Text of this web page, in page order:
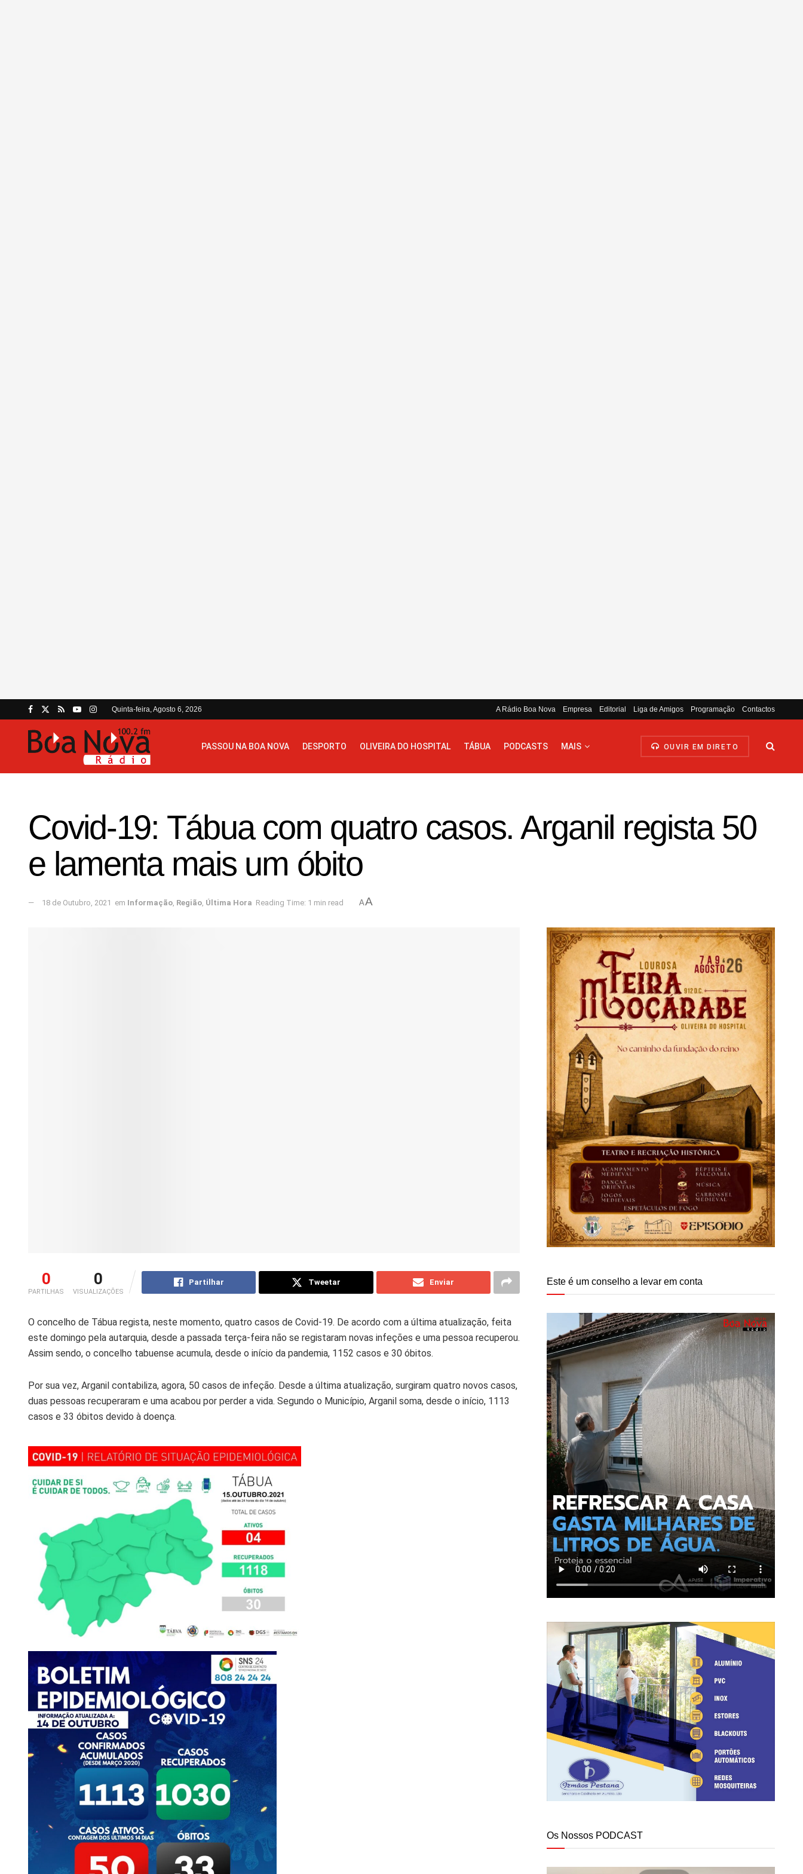
Quinta-feira, Agosto 6, 2026 A Rádio Boa Nova Empresa Editorial Liga de Amigos Programação Contactos
PASSOU NA BOA NOVA DESPORTO OLIVEIRA DO HOSPITAL TÁBUA PODCASTS MAIS OUVIR EM DIRETO
Covid-19: Tábua com quatro casos. Arganil regista 50
e lamenta mais um óbito
18 de Outubro, 2021 em Informação, Região, Última Hora Reading Time: 1 min read AA
0
PARTILHAS
0
VISUALIZAÇÕES
Partilhar Tweetar Enviar
O concelho de Tábua regista, neste momento, quatro casos de Covid-19. De acordo com a última atualização, feita
este domingo pela autarquia, desde a passada terça-feira não se registaram novas infeções e uma pessoa recuperou.
Assim sendo, o concelho tabuense acumula, desde o início da pandemia, 1152 casos e 30 óbitos.
Por sua vez, Arganil contabiliza, agora, 50 casos de infeção. Desde a última atualização, surgiram quatro novos casos,
duas pessoas recuperaram e uma acabou por perder a vida. Segundo o Município, Arganil soma, desde o início, 1113
casos e 33 óbitos devido à doença.
Este é um conselho a levar em conta
Os Nossos PODCAST